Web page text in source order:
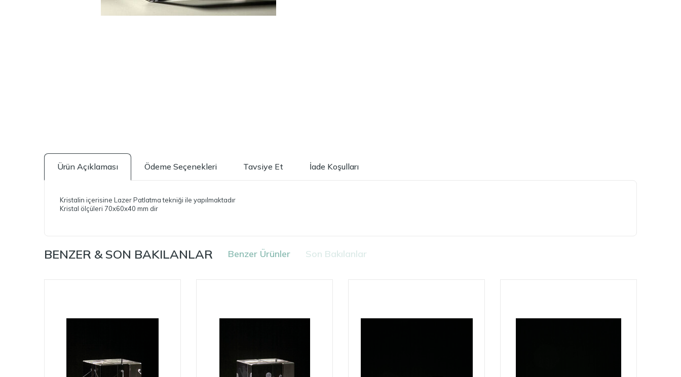
Ürün Açıklaması Ödeme Seçenekleri Tavsiye Et İade Koşulları
Kristalin içerisine Lazer Patlatma tekniği ile yapılmaktadır
Kristal ölçüleri 70x60x40 mm dir
BENZER & SON BAKILANLAR Benzer Ürünler Son Bakılanlar